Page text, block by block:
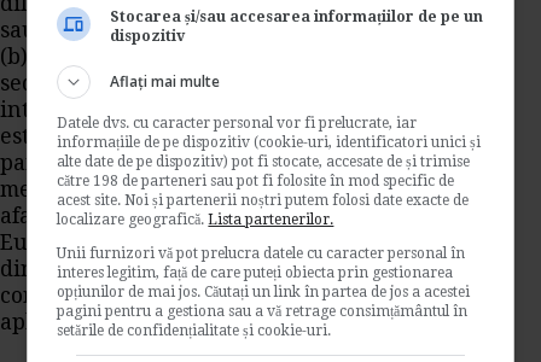
sau
(b) legislatiei statului membru in care este situat
sediul sau locul de desfasurare a activitatii
intreprinderii sau angajatorului al carui salariat
este, in cazul in care persoana nu desfasoara o
parte substantiala a activitatilor sale in statul
membru de resedinta. In cazul lucratorilor din
afara Uniunii Europeane, a Spatiul Economic
European si Elvetia, daca intre Romania si statul
din care provin s-au incheiat un acord sau
conventie in domeniul securitatii sociale se vor
aplica prevederile acestora.
Stocarea și/sau accesarea informațiilor de pe un
dispozitiv
Aflați mai multe
Datele dvs. cu caracter personal vor fi prelucrate, iar
informațiile de pe dispozitiv (cookie-uri, identificatori unici și
alte date de pe dispozitiv) pot fi stocate, accesate de și trimise
către 198 de parteneri sau pot fi folosite în mod specific de
acest site. Noi și partenerii noștri putem folosi date exacte de
localizare geografică.Lista partenerilor.
Unii furnizori vă pot prelucra datele cu caracter personal în
interes legitim, față de care puteți obiecta prin gestionarea
opțiunilor de mai jos. Căutați un link în partea de jos a acestei
pagini pentru a gestiona sau a vă retrage consimțământul în
setările de confidențialitate și cookie-uri.